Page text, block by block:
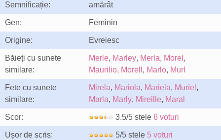
Semnificație: amărât
Gen: Feminin
Origine: Evreiesc
Băieți cu sunete
similare:
Merle, Marley, Merla, Morel ,
Maurilio, Morell , Marlo, Murl
Fete cu sunete
similare:
Mirela, Mariola, Mariela, Muriel ,
Marla, Marly, Mireille, Maral
Scor: 3.5/5 stele 6 voturi
Ușor de scris: 5/5 stele 5 voturi